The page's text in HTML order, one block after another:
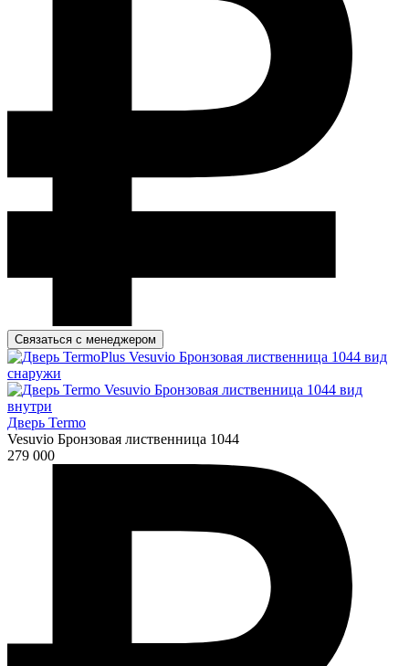
Связаться с менеджером
Дверь Termo
Vesuvio Бронзовая лиственница 1044
279 000